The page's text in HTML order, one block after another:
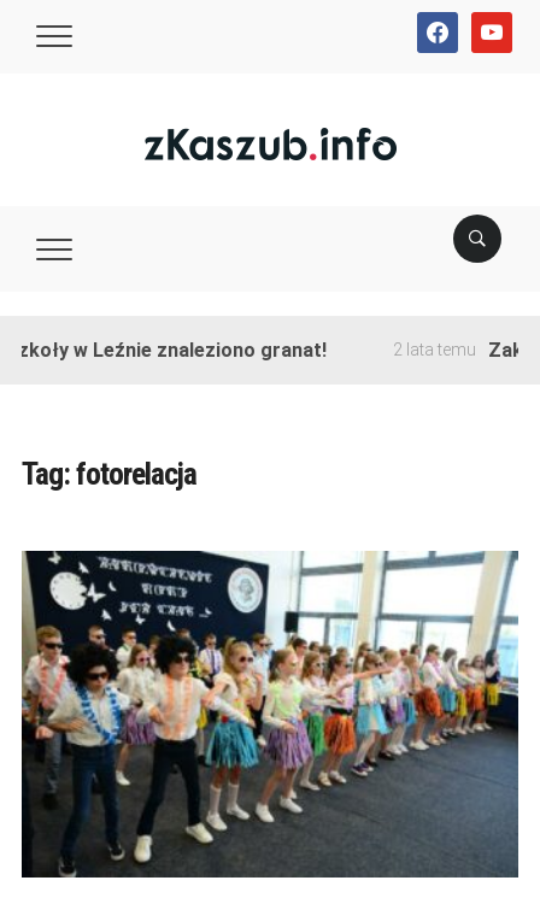
facebookyoutube
w Leźnie znaleziono granat! 2 lata temu
Tag:fotorelacja